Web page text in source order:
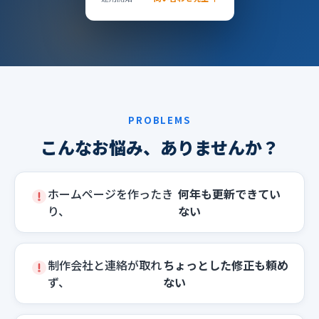
PROBLEMS
こんなお悩み、ありませんか？
ホームページを作ったき
り、
何年も更新できてい
ない
制作会社と連絡が取れ
ず、
ちょっとした修正も頼め
ない